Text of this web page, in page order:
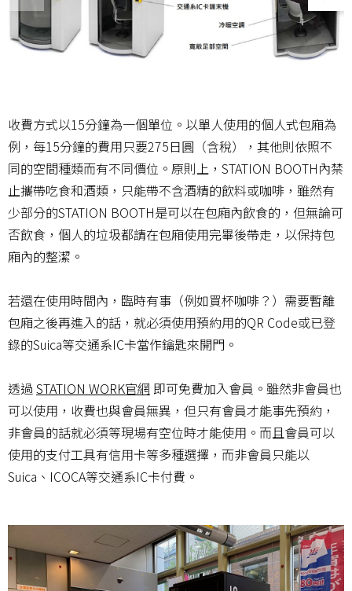
收費方式以15分鐘為一個單位。以單人使用的個人式包廂為
例，每15分鐘的費用只要275日圓（含稅），其他則依照不
同的空間種類而有不同價位。原則上，STATION BOOTH內禁
止攜帶吃食和酒類，只能帶不含酒精的飲料或咖啡，雖然有
少部分的STATION BOOTH是可以在包廂內飲食的，但無論可
否飲食，個人的垃圾都請在包廂使用完畢後帶走，以保持包
廂內的整潔。
若還在使用時間內，臨時有事（例如買杯咖啡？）需要暫離
包廂之後再進入的話，就必須使用預約用的QR Code或已登
錄的Suica等交通系IC卡當作鑰匙來開門。
透過 STATION WORK官網 即可免費加入會員。雖然非會員也
可以使用，收費也與會員無異，但只有會員才能事先預約，
非會員的話就必須等現場有空位時才能使用。而且會員可以
使用的支付工具有信用卡等多種選擇，而非會員只能以
Suica、ICOCA等交通系IC卡付費。